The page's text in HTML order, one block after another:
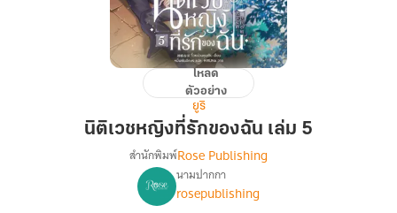
หญิง
ของ
โหลด
ตัวอย่าง
ยูริ
นิติเวชหญิงที่รักของฉัน เล่ม 5
เรื่อง
นิติ
สำนักพิมพ์Rose Publishing
นามปากกา
rosepublishing